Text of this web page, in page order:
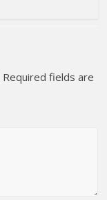
Required fields are